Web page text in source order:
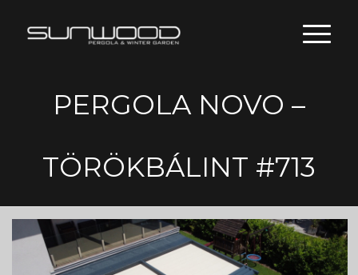
PERGOLA NOVO –
TÖRÖKBÁLINT #713